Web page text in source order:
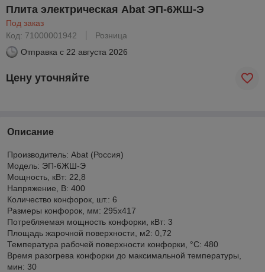
Плита электрическая Abat ЭП-6ЖШ-Э
Под заказ
Код: 71000001942
Розница
Отправка с 22 августа 2026
Цену уточняйте
Описание
Производитель: Abat (Россия)
Модель: ЭП-6ЖШ-Э
Мощность, кВт: 22,8
Напряжение, В: 400
Количество конфорок, шт.: 6
Размеры конфорок, мм: 295x417
Потребляемая мощность конфорки, кВт: 3
Площадь жарочной поверхности, м2: 0,72
Температура рабочей поверхности конфорки, °C: 480
Время разогрева конфорки до максимальной температуры,
мин: 30